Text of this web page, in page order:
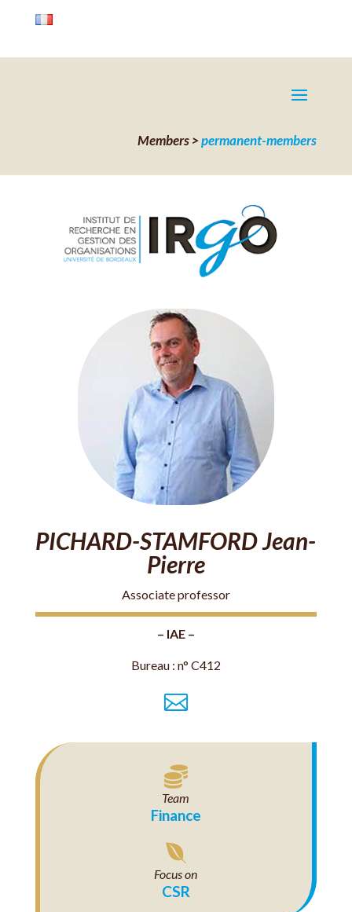
Members >permanent-members
PICHARD-STAMFORD Jean-
Pierre
Associate professor
– IAE –
Bureau : n° C412


Team
Finance

Focus on
CSR